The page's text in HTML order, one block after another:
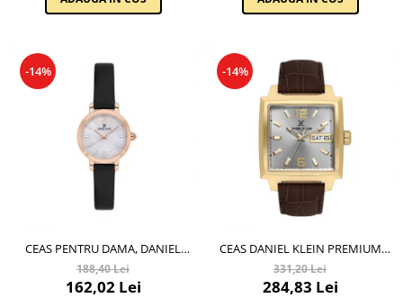
-14%
CEAS PENTRU DAMA, DANIEL
KLEIN PREMIUM, DK.1.13780.6
188,40 Lei
162,02 Lei
-14%
CEAS DANIEL KLEIN PREMIUM
DK.1.13991.5
331,20 Lei
284,83 Lei